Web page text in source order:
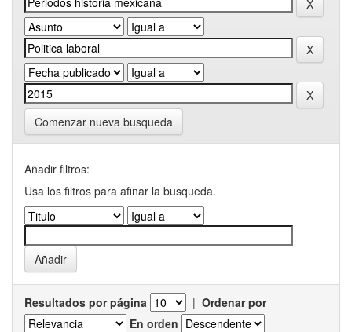
Comenzar nueva busqueda
Añadir filtros:
Usa los filtros para afinar la busqueda.
Resultados por página | Ordenar por
En orden